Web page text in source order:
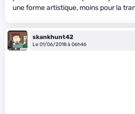
une forme artistique, moins pour la
skankhunt42
Le 01/06/2018 à 06h46